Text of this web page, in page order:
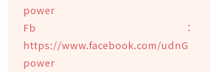
power
Fb：
https://www.facebook.com/udnG
power